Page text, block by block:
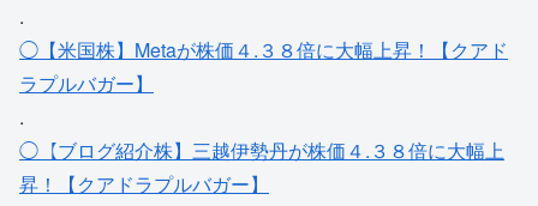
.
◯【米国株】Metaが株価４.３８倍に大幅上昇！【クアド
ラプルバガー】
.
◯【ブログ紹介株】三越伊勢丹が株価４.３８倍に大幅上
昇！【クアドラプルバガー】